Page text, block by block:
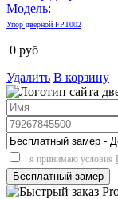
Модель:
Упор дверной FPT002
0 руб
Удалить В корзину
я принимаю условия